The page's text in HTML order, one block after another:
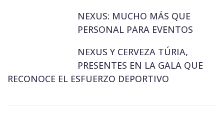
NEXUS: MUCHO MÁS QUE
PERSONAL PARA EVENTOS
NEXUS Y CERVEZA TÚRIA,
PRESENTES EN LA GALA QUE
RECONOCE EL ESFUERZO DEPORTIVO